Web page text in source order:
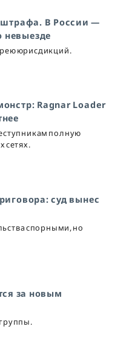
В России —
невыезде
юрисдикций.
Ragnar Loader
полную
сетях.
суд вынес
спорными, но
за новым